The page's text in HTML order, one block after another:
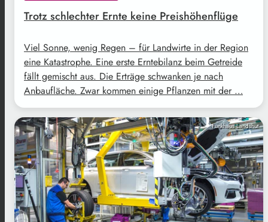
Trotz schlechter Ernte keine Preishöhenflüge
Viel Sonne, wenig Regen – für Landwirte in der Region
eine Katastrophe. Eine erste Erntebilanz beim Getreide
fällt gemischt aus. Die Erträge schwanken je nach
Anbaufläche. Zwar kommen einige Pflanzen mit der …
Funkhaus Landshut